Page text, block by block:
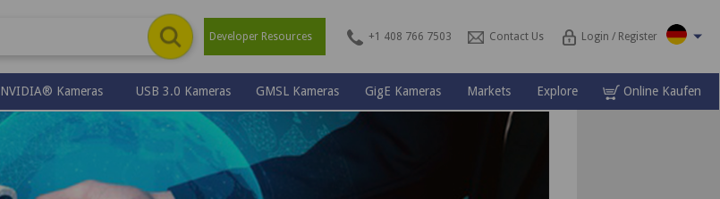
Developer Resources +1 408 766 7503 Contact Us Login / Register
NVIDIA® Kameras USB 3.0 Kameras GMSL Kameras GigE Kameras Markets Explore Online Kaufen